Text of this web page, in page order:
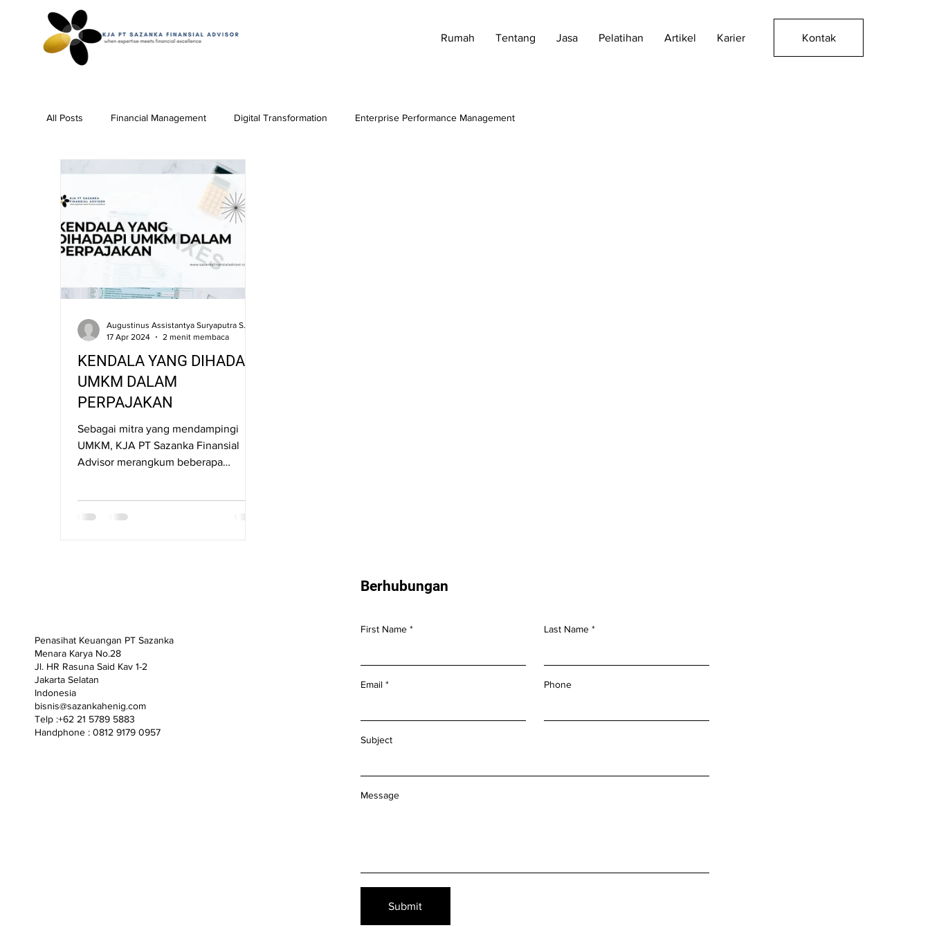
Rumah Tentang Jasa Pelatihan Artikel Karier Kontak
All Posts Financial Management Digital Transformation Enterprise Performance Management
KENDALA YANG DIHADAPI
UMKM DALAM
PERPAJAKAN
Sebagai mitra yang mendampingi
UMKM, KJA PT Sazanka Finansial
Advisor merangkum beberapa
Augustinus Assistantya Suryaputra SE., S.Kom., CNLP.
17 Apr 2024
2 menit membaca
Penasihat Keuangan PT Sazanka
Menara Karya No.28
Jl. HR Rasuna Said Kav 1-2
Jakarta Selatan
Indonesia
bisnis@sazankahenig.com
Telp :+62 21 5789 5883
Handphone : 0812 9179 0957
Berhubungan
First Name Last Name
Email Phone
Subject
Message
Submit